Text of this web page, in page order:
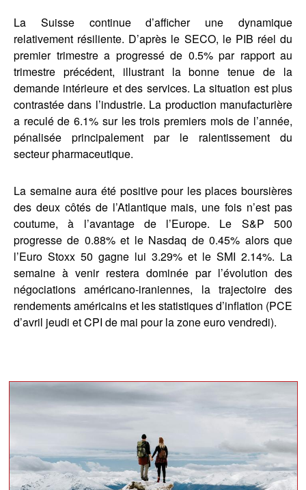
La Suisse continue d’afficher une dynamique
relativement résiliente. D’après le SECO, le PIB réel du
premier trimestre a progressé de 0.5% par rapport au
trimestre précédent, illustrant la bonne tenue de la
demande intérieure et des services. La situation est plus
contrastée dans l’industrie. La production manufacturière
a reculé de 6.1% sur les trois premiers mois de l’année,
pénalisée principalement par le ralentissement du
secteur pharmaceutique.
La semaine aura été positive pour les places boursières
des deux côtés de l’Atlantique mais, une fois n’est pas
coutume, à l’avantage de l’Europe. Le S&P 500
progresse de 0.88% et le Nasdaq de 0.45% alors que
l’Euro Stoxx 50 gagne lui 3.29% et le SMI 2.14%. La
semaine à venir restera dominée par l’évolution des
négociations américano-iraniennes, la trajectoire des
rendements américains et les statistiques d’inflation (PCE
d’avril jeudi et CPI de mai pour la zone euro vendredi).